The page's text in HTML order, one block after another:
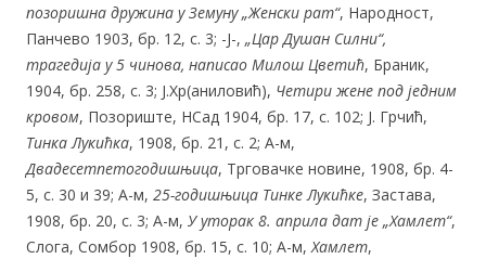
позоришна дружина у Земуну „Женски рат“, Народност,
Панчево 1903, бр. 12, с. 3; -Ј-, „Цар Душан Силни“,
трагедија у 5 чинова, написао Милош Цветић, Браник,
1904, бр. 258, с. 3; Ј.Хр(аниловић), Четири жене под једним
кровом, Позориште, НСад 1904, бр. 17, с. 102; Ј. Грчић,
Тинка Лукићка, 1908, бр. 21, с. 2; А-м,
Двадесетпетогодишњица, Трговачке новине, 1908, бр. 4-
5, с. 30 и 39; А-м, 25-годишњица Тинке Лукићке, Застава,
1908, бр. 20, с. 3; А-м, У уторак 8. априла дат је „Хамлет“,
Слога, Сомбор 1908, бр. 15, с. 10; А-м,Хамлет,